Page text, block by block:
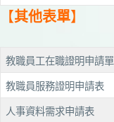
【其他表單】
教職員工在職證明申請單
教職員服務證明申請表
人事資料需求申請表